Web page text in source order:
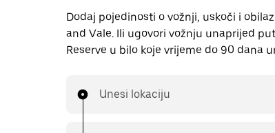
Dodaj pojedinosti o vožnji, uskoči i
and Vale. Ili ugovori vožnju unaprijed
Reserve u bilo koje vrijeme do 90 dana
Unesi lokaciju